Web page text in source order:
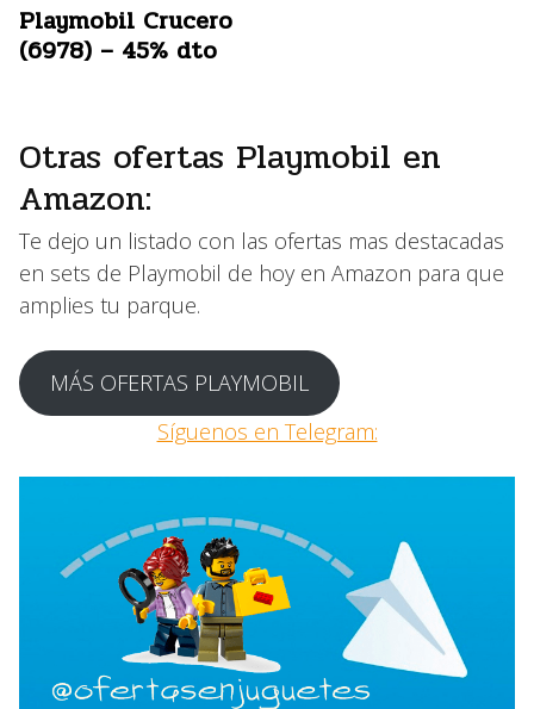
Playmobil Crucero
(6978) – 45% dto
Otras ofertas Playmobil en
Amazon:
Te dejo un listado con las ofertas mas destacadas
en sets de Playmobil de hoy en Amazon para que
amplies tu parque.
MÁS OFERTAS PLAYMOBIL
Síguenos en Telegram: